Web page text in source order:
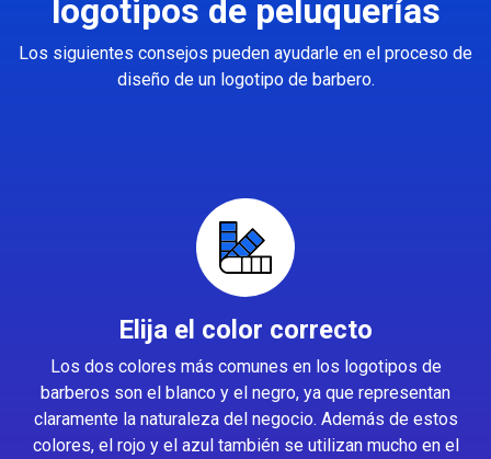
logotipos de peluquerías
Los siguientes consejos pueden ayudarle en el proceso de
diseño de un logotipo de barbero.
Elija el color correcto
Los dos colores más comunes en los logotipos de
barberos son el blanco y el negro, ya que representan
claramente la naturaleza del negocio. Además de estos
colores, el rojo y el azul también se utilizan mucho en el